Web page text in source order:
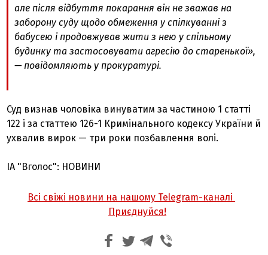
але після відбуття покарання він не зважав на
заборону суду щодо обмеження у спілкуванні з
бабусею і продовжував жити з нею у спільному
будинку та застосовувати агресію до старенької»,
— повідомляють у прокуратурі.
Суд визнав чоловіка винуватим за частиною 1 статті
122 і за статтею 126-1 Кримінального кодексу України й
ухвалив вирок — три роки позбавлення волі.
ІА "Вголос": НОВИНИ
Всі свіжі новини на нашому Telegram-каналі
Приєднуйся!